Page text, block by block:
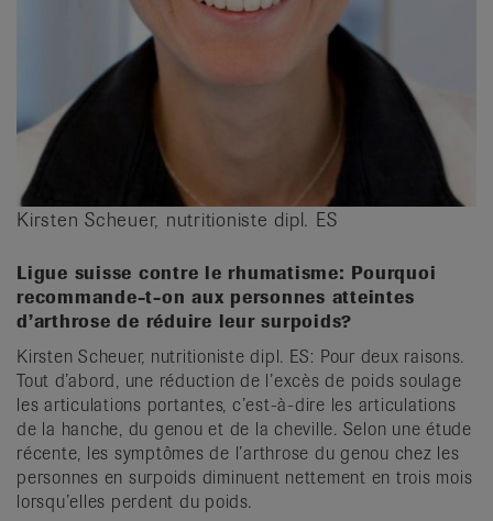
Kirsten Scheuer, nutritioniste dipl. ES
Ligue suisse contre le rhumatisme: Pourquoi
recommande-t-on aux personnes atteintes
d’arthrose de réduire leur surpoids?
Kirsten Scheuer, nutritioniste dipl. ES: Pour deux raisons.
Tout d’abord, une réduction de l’excès de poids soulage
les articulations portantes, c’est-à-dire les articulations
de la hanche, du genou et de la cheville. Selon une étude
récente, les symptômes de l’arthrose du genou chez les
personnes en surpoids diminuent nettement en trois mois
lorsqu’elles perdent du poids.